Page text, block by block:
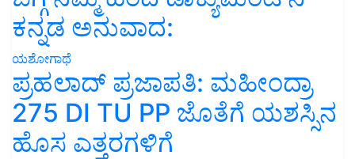
ಕನ್ನಡ ಅನುವಾದ:
ಯಶೋಗಾಥೆ
ಪ್ರಹಲಾದ್ ಪ್ರಜಾಪತಿ: ಮಹೀಂದ್ರಾ
275 DI TU PP ಜೊತೆಗೆ ಯಶಸ್ಸಿನ
ಹೊಸ ಎತ್ತರಗಳಿಗೆ